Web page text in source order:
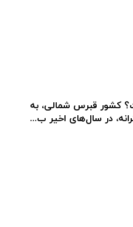
کشور قبرس شمالی، به
در سال‌های اخیر ب...